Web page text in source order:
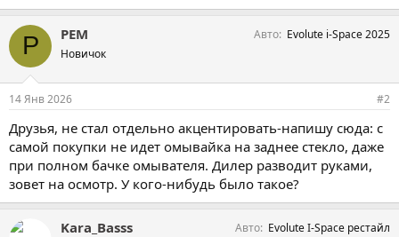
Р РЕМ
Новичок
Авто Evolute i-Space 2025
14 Янв 2026 #2
Друзья, не стал отдельно акцентировать-напишу сюда: с
самой покупки не идет омывайка на заднее стекло, даже
при полном бачке омывателя. Дилер разводит руками,
зовет на осмотр. У кого-нибудь было такое?
Kara_Basss Авто Evolute I-Space рестайл